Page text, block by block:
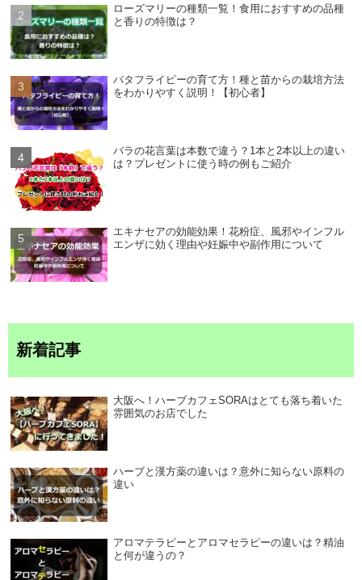
ローズマリーの種類一覧！食用におすすめの品種
と香りの特徴は？
バタフライピーの育て方！種と苗からの栽培方法
をわかりやすく説明！【初心者】
バラの花言葉は本数で違う？1本と2本以上の違い
は？プレゼントに使う時の例もご紹介
エキナセアの効能効果！花粉症、風邪やインフル
エンザに効く理由や妊娠中や副作用について
新着記事
大阪へ！ハーブカフェSORAはとても落ち着いた
雰囲気のお店でした
ハーブと漢方薬の違いは？意外に知らない原料の
違い
アロマテラピーとアロマセラピーの違いは？精油
と何が違うの？